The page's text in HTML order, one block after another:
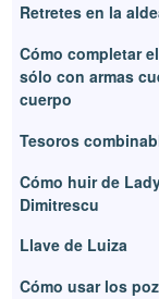
Retretes en la
Cómo completar
sólo con armas
cuerpo
Tesoros
Cómo huir de
Dimitrescu
Llave de Luiza
Cómo usar los